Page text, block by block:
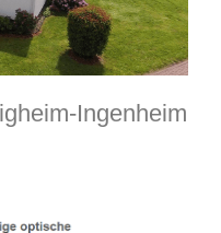
Ingenheim